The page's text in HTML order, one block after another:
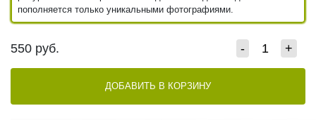
пополняется только уникальными фотографиями.
550 руб. - +
ДОБАВИТЬ В КОРЗИНУ